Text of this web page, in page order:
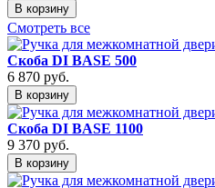
В корзину
Смотреть все
Скоба DI BASE 500
6 870 руб.
В корзину
Скоба DI BASE 1100
9 370 руб.
В корзину